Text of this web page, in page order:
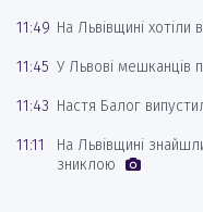
11:49 На Львівщині хотіли
11:45 У Львові мешканців
11:43 Настя Балог
11:11
На Львівщині
зниклою